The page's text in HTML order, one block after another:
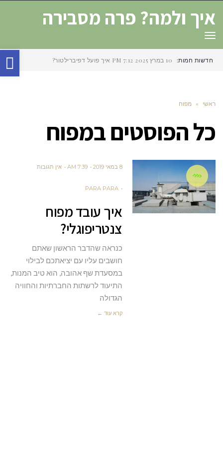
איך ולמה? פרה מסבירה
תפריט
חדשות חמות: 10 במרץ 2025 7:12 PM איך פועל דפיברילטור?
ראשי » מפוח
כל הפוסטים במפוח
כללי
8 במאי 2019 7:39 AM אין תגובות
PARA PARA
איך עובד מפוח
צנטריפוגלי?
כנראה שהדבר הראשון שאתם
חושבים עליו עם יציאתכם לבילוי
במסעדת שף אהובה, הוא טיב המנות,
התיעוד לרשתות החברתיות והחוויה
הגדולה
קרא עוד ←